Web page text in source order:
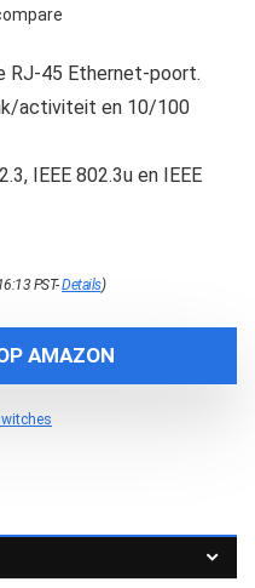
RJ-45 Ethernet-poort.
activiteit en 10/100
IEEE 802.3u en IEEE
PST-Details)
AMAZON